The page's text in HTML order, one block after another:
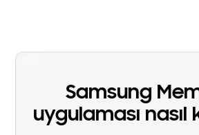
Samsung
uygulaması nasıl